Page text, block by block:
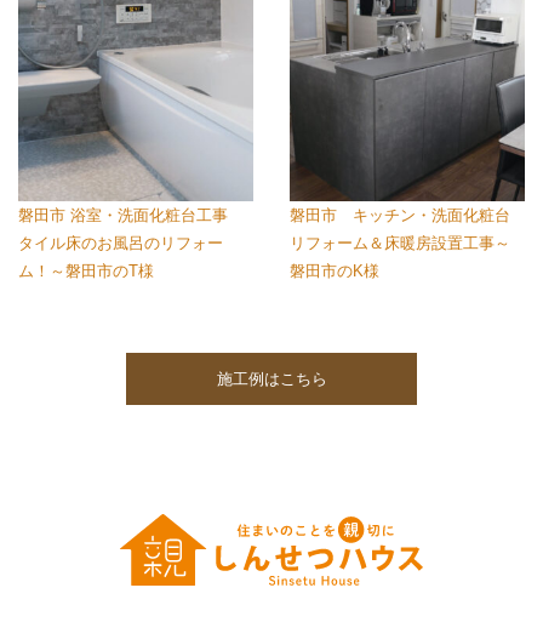
磐田市 浴室・洗面化粧台工事
タイル床のお風呂のリフォー
ム！～磐田市のT様
磐田市 キッチン・洗面化粧台
リフォーム＆床暖房設置工事～
磐田市のK様
施工例はこちら